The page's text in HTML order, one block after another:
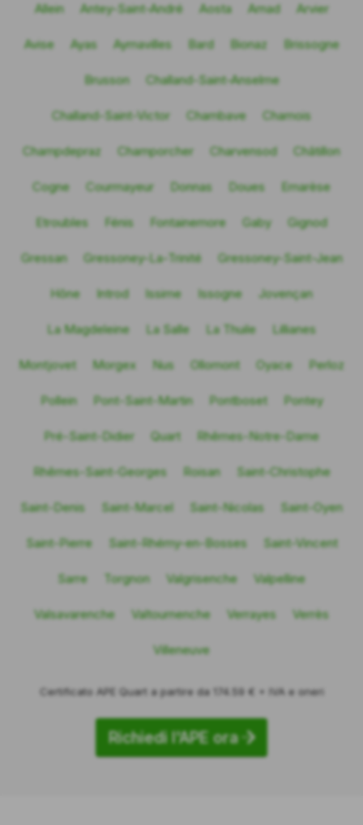
Allein Antey-Saint-André Aosta Arnad Arvier
Avise Ayas Aymavilles Bard Bionaz Brissogne
Brusson Challand-Saint-Anselme
Challand-Saint-Victor Chambave Chamois
Champdepraz Champorcher Charvensod Châtillon
Cogne Courmayeur Donnas Doues Emarèse
Etroubles Fénis Fontainemore Gaby Gignod
Gressan Gressoney-La-Trinité Gressoney-Saint-Jean
Hône Introd Issime Issogne Jovençan
La Magdeleine La Salle La Thuile Lillianes
Montjovet Morgex Nus Ollomont Oyace Perloz
Pollein Pont-Saint-Martin Pontboset Pontey
Pré-Saint-Didier Quart Rhêmes-Notre-Dame
Rhêmes-Saint-Georges Roisan Saint-Christophe
Saint-Denis Saint-Marcel Saint-Nicolas Saint-Oyen
Saint-Pierre Saint-Rhémy-en-Bosses Saint-Vincent
Sarre Torgnon Valgrisenche Valpelline
Valsavarenche Valtournenche Verrayes Verrès
Villeneuve
Certificato APE Quart a partire da 174.59 € + IVA e oneri
Richiedi l'APE ora